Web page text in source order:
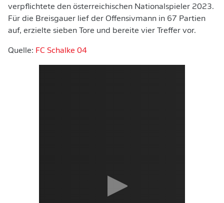
verpflichtete den österreichischen Nationalspieler 2023.
Für die Breisgauer lief der Offensivmann in 67 Partien
auf, erzielte sieben Tore und bereite vier Treffer vor.
Quelle: FC Schalke 04